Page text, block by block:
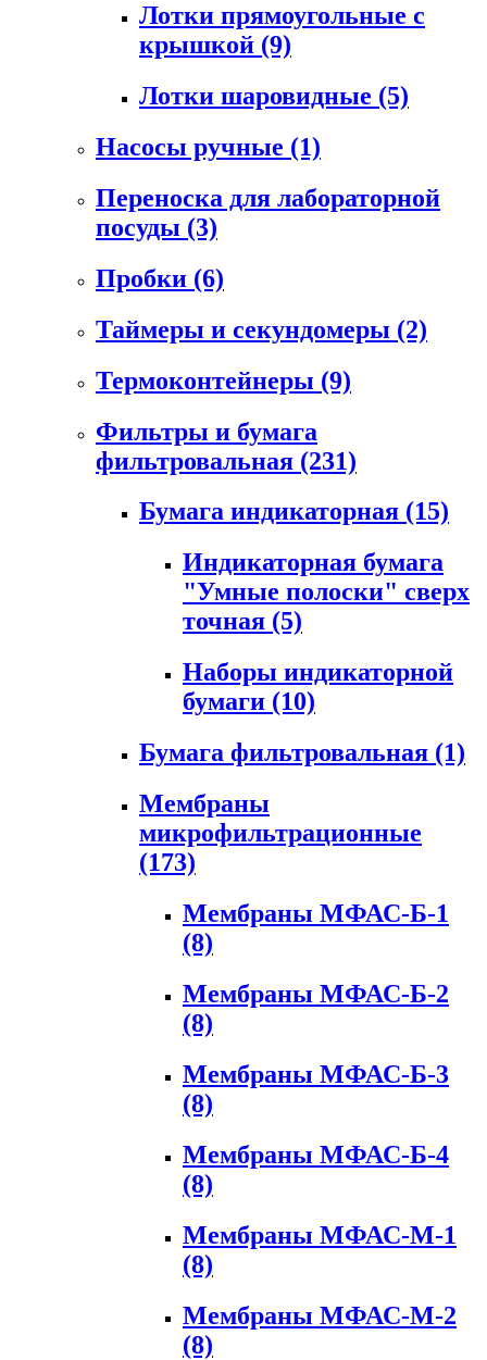
Лотки прямоугольные с
крышкой (9)
Лотки шаровидные (5)
Насосы ручные (1)
Переноска для лабораторной
посуды (3)
Пробки (6)
Таймеры и секундомеры (2)
Термоконтейнеры (9)
Фильтры и бумага
фильтровальная (231)
Бумага индикаторная (15)
Индикаторная бумага
"Умные полоски" сверх
точная (5)
Наборы индикаторной
бумаги (10)
Бумага фильтровальная (1)
Мембраны
микрофильтрационные
(173)
Мембраны МФАС-Б-1
(8)
Мембраны МФАС-Б-2
(8)
Мембраны МФАС-Б-3
(8)
Мембраны МФАС-Б-4
(8)
Мембраны МФАС-М-1
(8)
Мембраны МФАС-М-2
(8)